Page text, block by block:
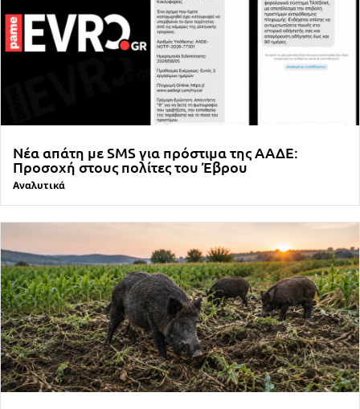
Νέα απάτη με SMS για πρόστιμα της ΑΑΔΕ:
Προσοχή στους πολίτες του Έβρου
Αναλυτικά